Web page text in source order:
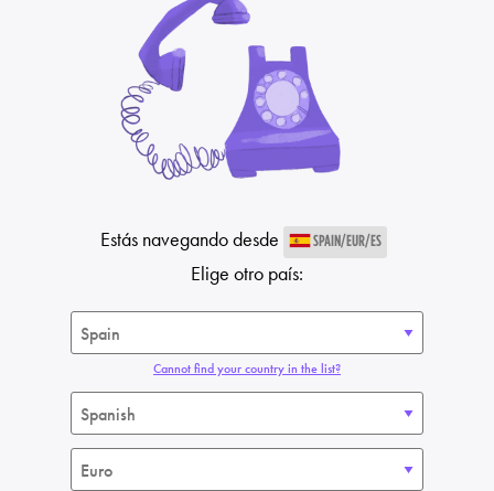
Estás navegando desde SPAIN/EUR/ES
Elige otro país:
Cannot find your country in the list?